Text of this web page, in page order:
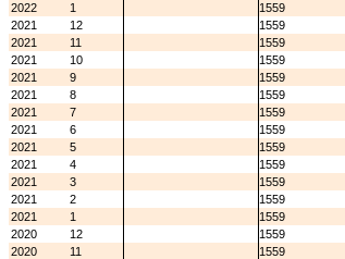
2022
1 1559
2021
12 1559
2021
11 1559
2021
10 1559
2021
9 1559
2021
8 1559
2021
7 1559
2021
6 1559
2021
5 1559
2021
4 1559
2021
3 1559
2021
2 1559
2021
1 1559
2020
12 1559
2020
11 1559